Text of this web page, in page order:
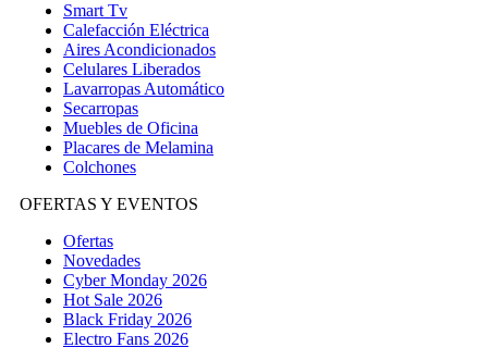
Smart Tv
Calefacción Eléctrica
Aires Acondicionados
Celulares Liberados
Lavarropas Automático
Secarropas
Muebles de Oficina
Placares de Melamina
Colchones
OFERTAS Y EVENTOS
Ofertas
Novedades
Cyber Monday 2026
Hot Sale 2026
Black Friday 2026
Electro Fans 2026